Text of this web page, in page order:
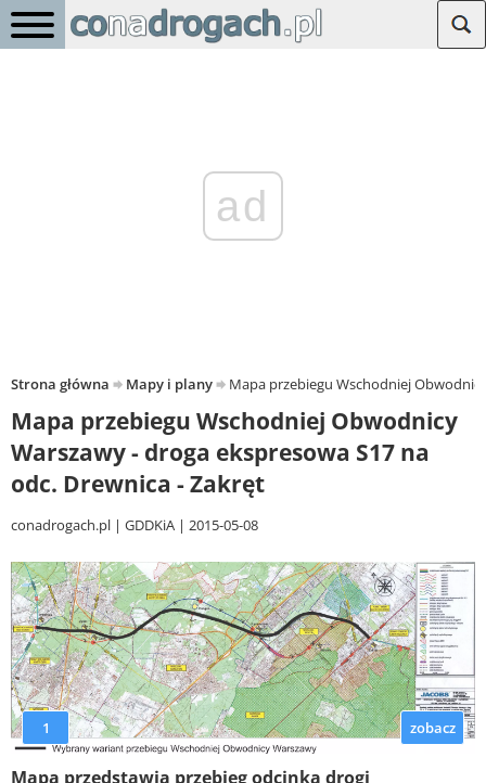
ad
Strona główna Mapy i plany Mapa przebiegu Wschodniej
Mapa przebiegu Wschodniej Obwodnicy
Warszawy - droga ekspresowa S17 na
odc. Drewnica - Zakręt
conadrogach.pl GDDKiA 2015-05-08
1 zobacz
Mapa przedstawia przebieg odcinka drogi